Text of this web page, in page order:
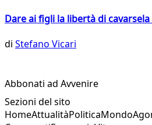
Dare ai figli la libertà di
di Stefano Vicari
Abbonati ad Avvenire
Sezioni del sito
HomeAttualitàPoliticaMondo